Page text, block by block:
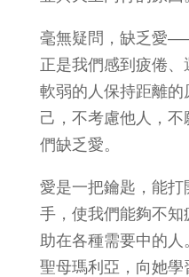
毫無疑問，缺乏愛
正是我們感到疲倦
軟弱的人保持距離的
己，不考慮他人，
們缺乏愛。
愛是一把鑰匙，能
手，使我們能夠不
助在各種需要中的
聖母瑪利亞，向她